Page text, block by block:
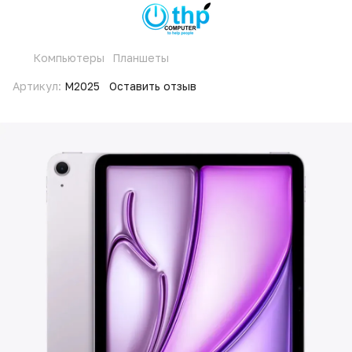
Компьютеры Планшеты
Артикул: M2025 Оставить отзыв